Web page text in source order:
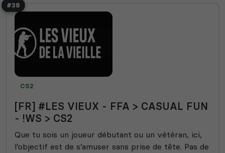
#38
CS2
[FR] #LES VIEUX - FFA > CASUAL FUN
- !WS > CS2
Que tu sois un joueur débutant ou un vétéran, ici,
l’objectif est de s’amuser sans prise de tête. Pas de